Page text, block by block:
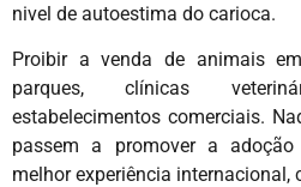
nivel de autoestima do carioca.
Proibir a venda de animais
parques, clínicas
estabelecimentos comerciais.
passem a promover a adoção
melhor experiência internacional,